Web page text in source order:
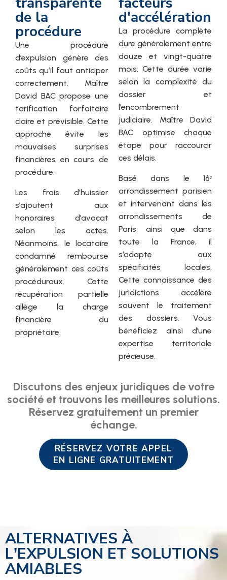
de la
procédure
Une procédure
d’expulsion génère des
coûts qu’il faut anticiper
correctement. Maître
David BAC propose une
tarification forfaitaire
claire et prévisible. Cette
approche évite les
mauvaises surprises
financières en cours de
procédure.
Les frais d’huissier
s’ajoutent aux
honoraires d’avocat
selon les actes.
Néanmoins, le locataire
condamné rembourse
généralement ces coûts
procéduraux. Cette
récupération partielle
allège la charge
financière du
propriétaire.
d'accélération
La procédure complète
dure généralement entre
douze et vingt-quatre
mois. Cette durée varie
selon la complexité du
dossier et
l’encombrement
judiciaire. Maître David
BAC optimise chaque
étape pour raccourcir
ces délais.
Basé dans le 16ᵉ
arrondissement parisien
et intervenant dans les
arrondissements de
Paris, ainsi que dans
toute la France, il
s’adapte aux
spécificités locales.
Cette connaissance des
juridictions accélère
souvent le traitement
des dossiers. Vous
bénéficiez ainsi d’une
expertise territoriale
précieuse.
Discutons des enjeux juridiques de votre
société et trouvons les meilleures solutions.
Réservez gratuitement un premier
échange.
RÉSERVEZ VOTRE APPEL
EN LIGNE GRATUITEMENT
ALTERNATIVES À
L'EXPULSION ET SOLUTIONS
AMIABLES